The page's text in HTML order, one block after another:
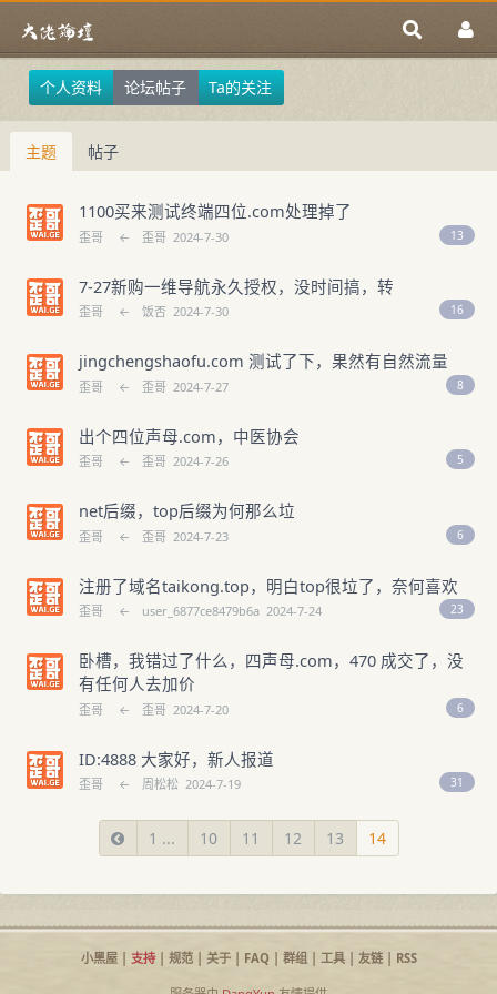
个人资料 论坛帖子 Ta的关注
主题 帖子
1100买来测试终端四位.com处理掉了
歪哥 ← 歪哥 2024-7-30 13
7-27新购一维导航永久授权，没时间搞，转
歪哥 ← 饭否 2024-7-30 16
jingchengshaofu.com 测试了下，果然有自然流量
歪哥 ← 歪哥 2024-7-27 8
出个四位声母.com，中医协会
歪哥 ← 歪哥 2024-7-26 5
net后缀，top后缀为何那么垃
歪哥 ← 歪哥 2024-7-23 6
注册了域名taikong.top，明白top很垃了，奈何喜欢
歪哥 ← user_6877ce8479b6a 2024-7-24 23
卧槽，我错过了什么，四声母.com，470 成交了，没
有任何人去加价
歪哥 ← 歪哥 2024-7-20 6
ID:4888 大家好，新人报道
歪哥 ← 周松松 2024-7-19 31
1 ... 10 11 12 13 14
小黑屋| 支持| 规范| 关于| FAQ| 群组| 工具| 友链| RSS